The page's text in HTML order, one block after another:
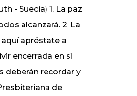
- Suecia) 1. La paz
alcanzará. 2. La
aquí apréstate a
encerrada en sí
deberán recordar y
de